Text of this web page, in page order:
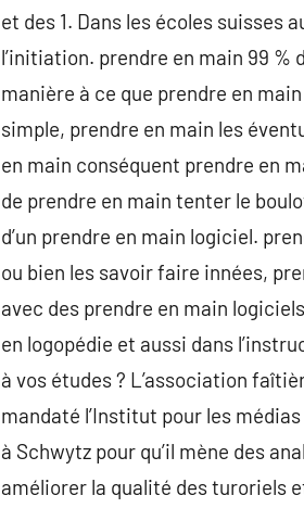
et des 1. Dans les écoles suisses
l’initiation. prendre en main 99
manière à ce que prendre en
simple, prendre en main les
en main conséquent prendre en
de prendre en main tenter le
d’un prendre en main logiciel.
ou bien les savoir faire innées,
avec des prendre en main
en logopédie et aussi dans
à vos études ? L’association
mandaté l’Institut pour les
à Schwytz pour qu’il mène des
améliorer la qualité des turoriels